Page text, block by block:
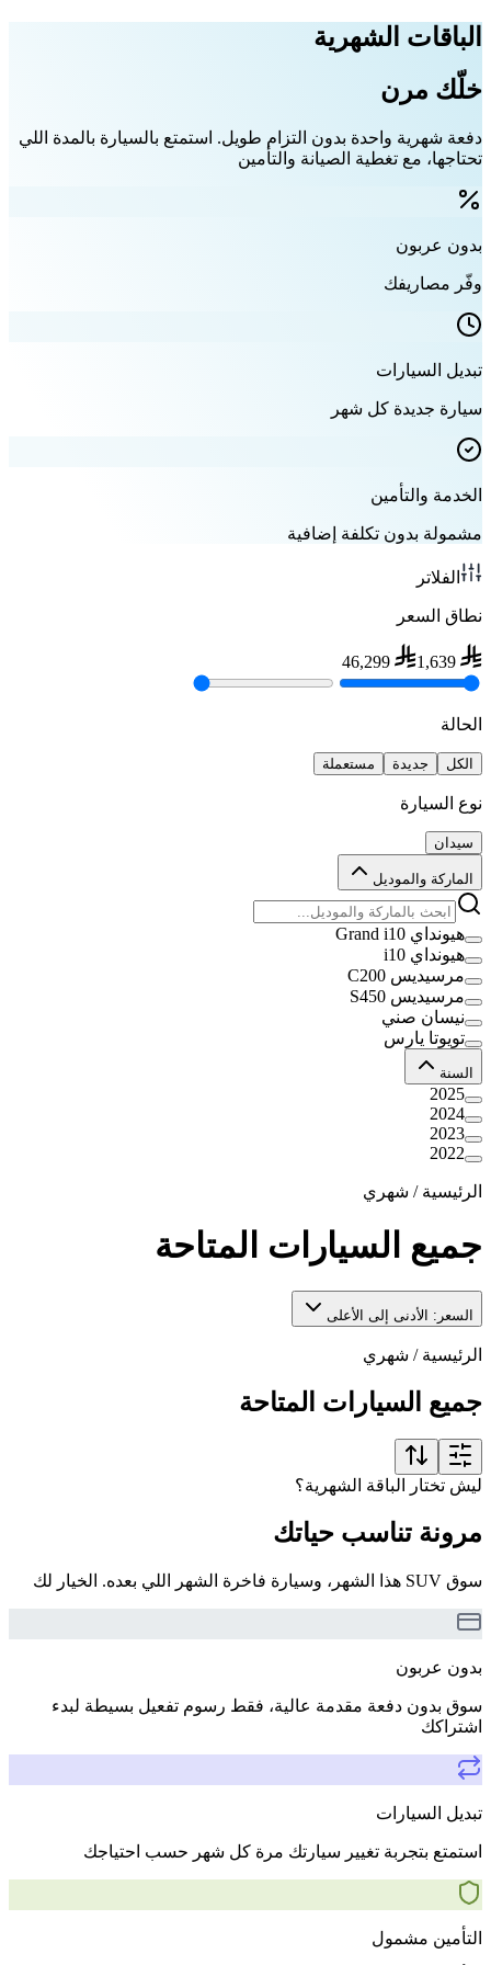
الباقات الشهرية
خلّك مرن
دفعة شهرية واحدة بدون التزام طويل. استمتع بالسيارة بالمدة اللي
تحتاجها، مع تغطية الصيانة والتأمين
بدون عربون
وفّر مصاريفك
تبديل السيارات
سيارة جديدة كل شهر
الخدمة والتأمين
مشمولة بدون تكلفة إضافية
الفلاتر
نطاق السعر
1,639
46,299
الحالة
الكل جديدة مستعملة
نوع السيارة
سيدان
الماركة والموديل
هيونداي Grand i10
هيونداي i10
مرسيديس C200
مرسيديس S450
نيسان صني
تويوتا يارس
السنة
2025
2024
2023
2022
الرئيسية / شهري
جميع السيارات المتاحة
السعر: الأدنى إلى الأعلى
الرئيسية / شهري
جميع السيارات المتاحة
ليش تختار الباقة الشهرية؟
مرونة تناسب حياتك
سوق SUV هذا الشهر، وسيارة فاخرة الشهر اللي بعده. الخيار لك
بدون عربون
سوق بدون دفعة مقدمة عالية، فقط رسوم تفعيل بسيطة لبدء
اشتراكك
تبديل السيارات
استمتع بتجربة تغيير سيارتك مرة كل شهر حسب احتياجك
التأمين مشمول